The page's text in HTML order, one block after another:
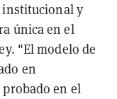
institucional y
única en el
"El modelo de
en
en el